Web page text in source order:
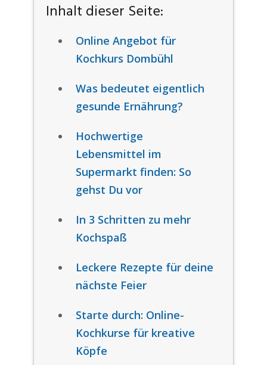
Inhalt dieser Seite:
Online Angebot für
Kochkurs Dombühl
Was bedeutet eigentlich
gesunde Ernährung?
Hochwertige
Lebensmittel im
Supermarkt finden: So
gehst Du vor
In 3 Schritten zu mehr
Kochspaß
Leckere Rezepte für deine
nächste Feier
Starte durch: Online-
Kochkurse für kreative
Köpfe